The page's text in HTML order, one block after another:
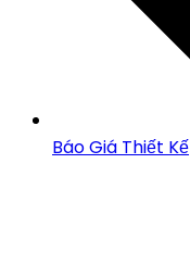
Báo Giá Thiết Kế